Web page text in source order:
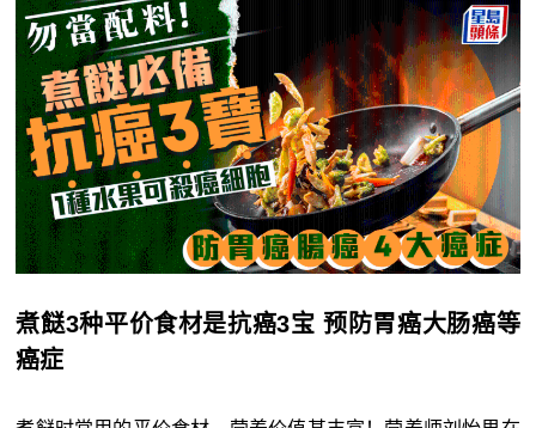
煮餸3种平价食材是抗癌3宝 预防胃癌大肠癌等
癌症